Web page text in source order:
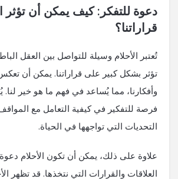
دعوة للتفكر: كيف يمكن أن تؤثر
قراراتنا؟
تُعتبر الأحلام وسيلة للتواصل بين العقل
تؤثر بشكل كبير على قراراتنا. يمكن أن
وأفكارنا، مما يُساعد في فهم ما هو خير لنا.
فرصة للتفكير في كيفية التعامل مع
التحديات التي تواجهها في الحياة.
علاوة على ذلك، يمكن أن تكون الأحلام
العلاقات والقرارات التي نتخذها. قد تظهر